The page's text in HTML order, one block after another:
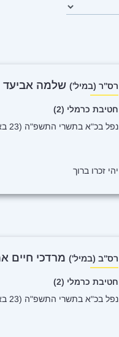
רס"ר (במיל') שלמה אביעד
חטיבת כרמלי (2)
נפל בכ"א בתשרי התשפ"ה (23 באוקטובר 2024)
יהי זכרו ברוך
רס"ב (במיל') מרדכי חיים
חטיבת כרמלי (2)
נפל בכ"א בתשרי התשפ"ה (23 באוקטובר 2024)